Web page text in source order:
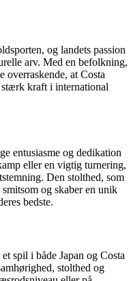
og landets passion
arv. Med en befolkning,
overraskende, at Costa
stærk kraft i international
entusiasme og dedikation
eller en vigtig turnering,
Den stolthed, som
og skaber en unik
bedste.
spil i både Japan og Costa
stolthed og